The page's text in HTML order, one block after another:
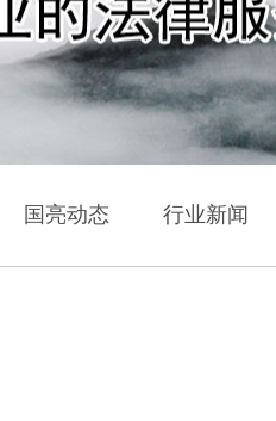
国亮动态 行业新闻